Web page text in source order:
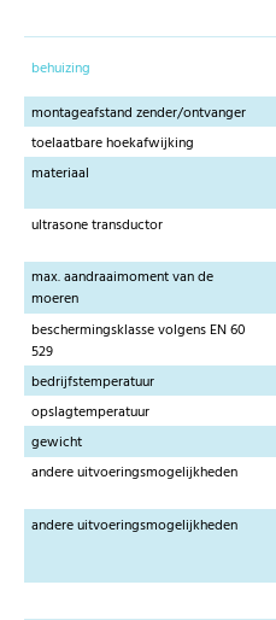
behuizing
montageafstand zender/ontvanger
toelaatbare hoekafwijking
materiaal
ultrasone transductor
max. aandraaimoment van de
moeren
beschermingsklasse volgens EN 60
529
bedrijfstemperatuur
opslagtemperatuur
gewicht
andere uitvoeringsmogelijkheden
andere uitvoeringsmogelijkheden